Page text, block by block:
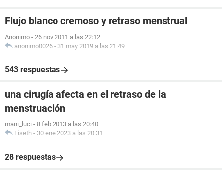
Flujo blanco cremoso y retraso menstrual
Anonimo - 26 nov 2011 a las 22:12
anonimo0026 - 31 may 2019 a las 21:49
543 respuestas
una cirugía afecta en el retraso de la
menstruación
mani_luci - 8 feb 2013 a las 20:40
Liseth - 30 ene 2023 a las 20:31
28 respuestas